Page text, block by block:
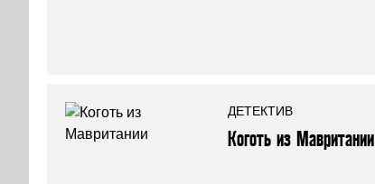
ДЕТЕКТИВ
Коготь из Мавритании